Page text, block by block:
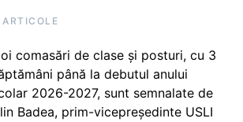
comasări de clase și posturi, cu 3
până la debutul anului
2026-2027, sunt semnalate de
Badea, prim-vicepreședinte USLI